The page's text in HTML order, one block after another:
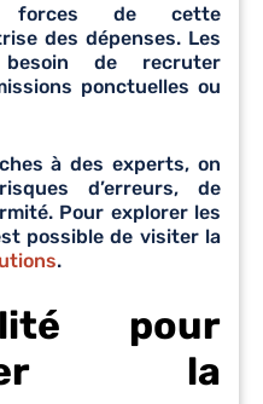
forces de cette
des dépenses. Les
de recruter
ponctuelles ou
à des experts, on
d’erreurs, de
Pour explorer les
possible de visiter la
.
pour
la